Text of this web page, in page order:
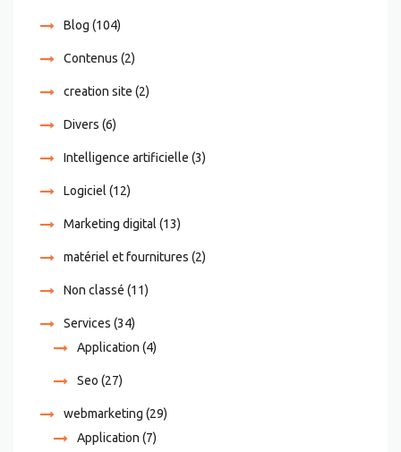
Blog (104)
Contenus (2)
creation site (2)
Divers (6)
Intelligence artificielle (3)
Logiciel (12)
Marketing digital (13)
matériel et fournitures (2)
Non classé (11)
Services (34)
Application (4)
Seo (27)
webmarketing (29)
Application (7)